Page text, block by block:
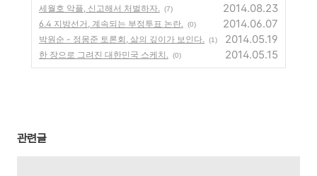
세월호 악플, 신고해서 처벌하자. (7) 2014.08.23
6.4 지방선거, 계속되는 부정투표 논란. (0) 2014.06.07
박원순 - 정몽준 토론회, 삶의 깊이가 보인다. (1) 2014.05.19
한 장으로 그려진 대한민국 스케치. (0) 2014.05.15
관련글